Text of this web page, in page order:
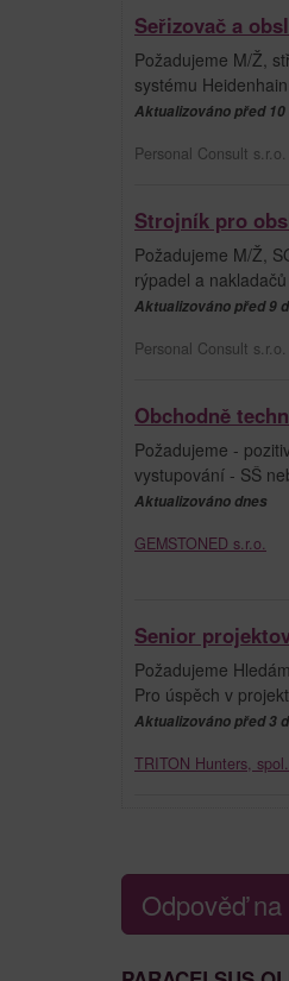
Seřizovač a
Požadujeme M/Ž,
systému
Aktualizováno před 10
Personal Consult
Strojník pro
Požadujeme M/Ž,
rýpadel a
Aktualizováno před 9
Personal Consult
Obchodně
Požadujeme -
vystupování - SŠ
Aktualizováno dnes
GEMSTONED s.r.o.
Senior
Požadujeme
Pro úspěch v
Aktualizováno před 3
TRITON Hunters, spol.
Odpověď